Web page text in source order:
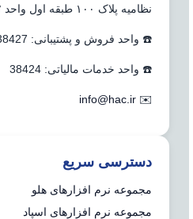
نظامیه پلاک ۱۰۰ طبقه اول واحد ۲
☎️ واحد فروش و پشتیبانی: 38427
☎️ واحد خدمات مالیاتی: 38424
✉️
info@hac.ir
دسترسی سریع
مجموعه نرم افزارهای هلو
مجموعه نرم افزارهای اسپاد